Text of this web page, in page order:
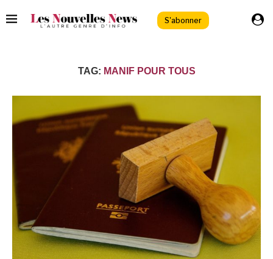
S'abonner
TAG: MANIF POUR TOUS